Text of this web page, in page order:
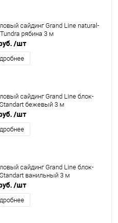
сайдинг Grand Line natural-
рябина 3 м
/шт
сайдинг Grand Line блок-
бежевый 3 м
/шт
сайдинг Grand Line блок-
ванильный 3 м
/шт